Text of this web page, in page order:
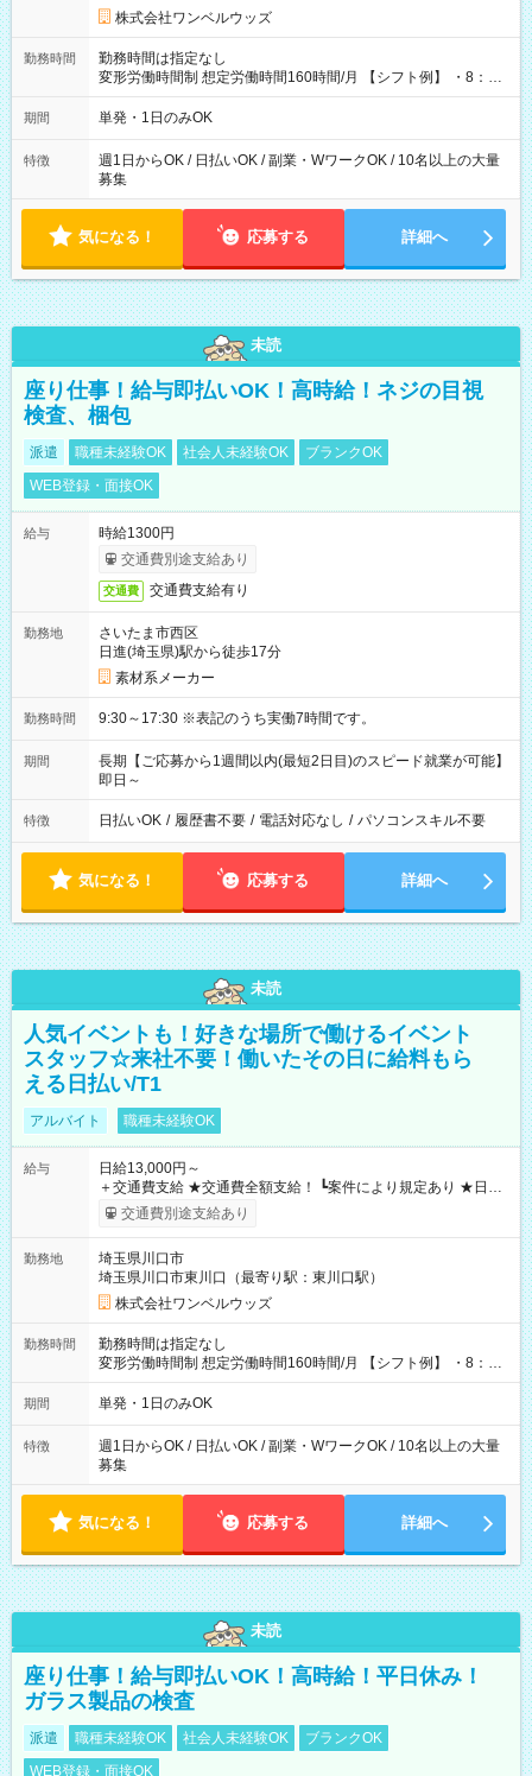
株式会社ワンベルウッズ
勤務時間
勤務時間は指定なし
変形労働時間制 想定労働時間160時間/月 【シフト例】 ・8：00
～21：00
期間 単発・1日のみOK
特徴
週1日からOK / 日払いOK / 副業・WワークOK / 10名以上の大量
募集
気になる！ 応募する 詳細へ
未読
座り仕事！給与即払いOK！高時給！ネジの目視
検査、梱包
派遣 職種未経験OK 社会人未経験OK
ブランクOK
WEB登録・面接OK
給与
時給1300円
交通費別途支給あり
交通費 交通費支給有り
勤務地
さいたま市西区
日進(埼玉県)駅から徒歩17分
素材系メーカー
勤務時間 9:30～17:30 ※表記のうち実働7時間です。
期間
長期【ご応募から1週間以内(最短2日目)のスピード就業が可能】
即日～
特徴 日払いOK / 履歴書不要 / 電話対応なし / パソコンスキル不要
気になる！ 応募する 詳細へ
未読
人気イベントも！好きな場所で働けるイベント
スタッフ☆来社不要！働いたその日に給料もら
える日払い/T1
アルバイト 職種未経験OK
給与
日給13,000円～
＋交通費支給 ★交通費全額支給！ ┗案件により規定あり ★日払
いOK！（規定あり） ┗働いたその日に現金GET♪ お仕事後はコ
ンビニATMから 日払い分を引き落とせます！ 【試用期間】試
交通費別途支給あり
勤務地
埼玉県川口市
埼玉県川口市東川口（最寄り駅：東川口駅）
株式会社ワンベルウッズ
勤務時間
勤務時間は指定なし
変形労働時間制 想定労働時間160時間/月 【シフト例】 ・8：00
～21：00
期間 単発・1日のみOK
特徴
週1日からOK / 日払いOK / 副業・WワークOK / 10名以上の大量
募集
気になる！ 応募する 詳細へ
未読
座り仕事！給与即払いOK！高時給！平日休み！
ガラス製品の検査
派遣 職種未経験OK 社会人未経験OK
ブランクOK
WEB登録・面接OK